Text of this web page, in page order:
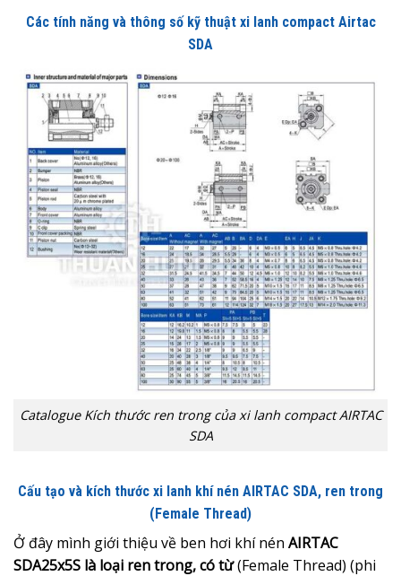
Các tính năng và thông số kỹ thuật xi lanh compact Airtac
SDA
Catalogue Kích thước ren trong của xi lanh compact AIRTAC
SDA
Cấu tạo và kích thước xi lanh khí nén AIRTAC SDA, ren trong
(Female Thread)
Ở đây mình giới thiệu về ben hơi khí nén AIRTAC
SDA25x5S là loại ren trong, có từ(Female Thread) (phi